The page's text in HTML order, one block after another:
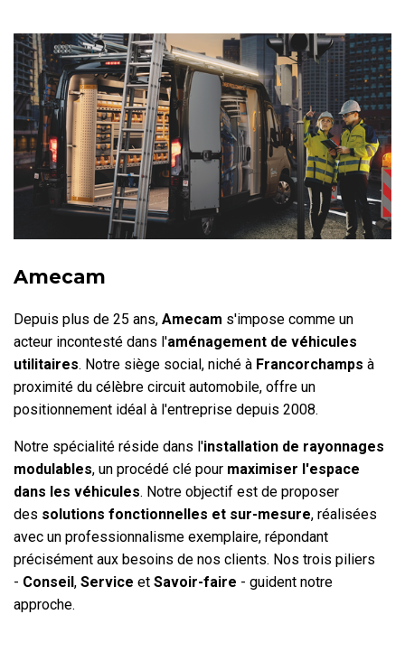
Amecam
Depuis plus de 25 ans, Amecam s'impose comme un
acteur incontesté dans l'aménagement de véhicules
utilitaires. Notre siège social, niché à Francorchamps à
proximité du célèbre circuit automobile, offre un
positionnement idéal à l'entreprise depuis 2008.
Notre spécialité réside dans l'installation de rayonnages
modulables, un procédé clé pour maximiser l'espace
dans les véhicules. Notre objectif est de proposer
des solutions fonctionnelles et sur-mesure, réalisées
avec un professionnalisme exemplaire, répondant
précisément aux besoins de nos clients. Nos trois piliers
- Conseil, Service et Savoir-faire - guident notre
approche.